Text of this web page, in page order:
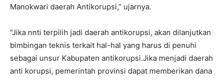
Manokwari daerah Antikorupsi,” ujarnya.
“Jika nnti terpilih jadi daerah antikorupsi, akan dilanjutkan
bimbingan teknis terkait hal-hal yang harus di penuhi
sebagai unsur Kabupaten antikorupsi.Jika menjadi daerah
anti korupsi, pemerintah provinsi dapat memberikan dana